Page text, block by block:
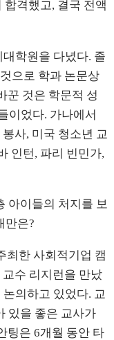
합격했고, 결국 전액
학원을 다녔다. 졸
으로 학과 논문상
꾼 것은 학문적 성
이었다. 가나에서
사, 미국 청소년 교
인턴, 파리 빈민가,
아이들의 처지를 보
만은?
최한 사회적기업 캠
수 리지런을 만났
의하고 있었다. 교
있을 좋은 교사가
팅은 6개월 동안 타